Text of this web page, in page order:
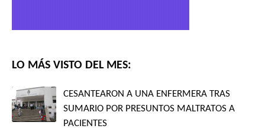
LO MÁS VISTO DEL MES:
CESANTEARON A UNA ENFERMERA TRAS
SUMARIO POR PRESUNTOS MALTRATOS A
PACIENTES